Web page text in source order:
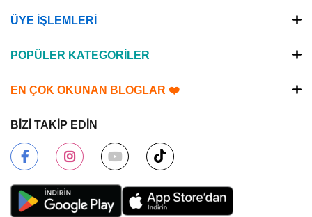
ÜYE İŞLEMLERİ
POPÜLER KATEGORİLER
EN ÇOK OKUNAN BLOGLAR ❤️
BİZİ TAKİP EDİN